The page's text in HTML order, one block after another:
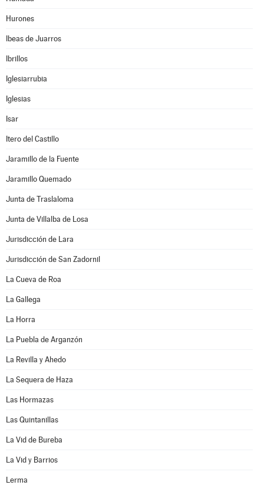
Hurones
Ibeas de Juarros
Ibrillos
Iglesiarrubia
Iglesias
Isar
Itero del Castillo
Jaramillo de la Fuente
Jaramillo Quemado
Junta de Traslaloma
Junta de Villalba de Losa
Jurisdicción de Lara
Jurisdicción de San Zadornil
La Cueva de Roa
La Gallega
La Horra
La Puebla de Arganzón
La Revilla y Ahedo
La Sequera de Haza
Las Hormazas
Las Quintanillas
La Vid de Bureba
La Vid y Barrios
Lerma